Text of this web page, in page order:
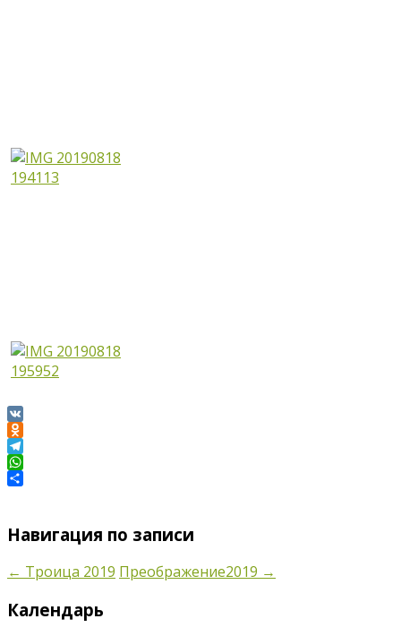
VK
Odnoklassniki
Telegram
WhatsApp
Навигация по записи
← Троица 2019 Преображение2019 →
Календарь